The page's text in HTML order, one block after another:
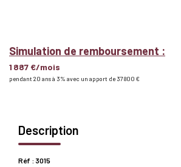
Simulation de remboursement :
1 887 €/mois
pendant 20 ans à 3% avec un apport de 37 800 €
Description
Réf : 3015